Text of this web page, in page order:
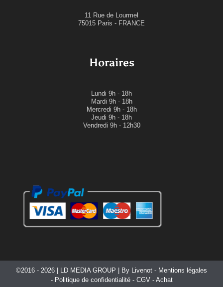
11 Rue de Lourmel
75015 Paris - FRANCE
Horaires
Lundi 9h - 18h
Mardi 9h - 18h
Mercredi 9h - 18h
Jeudi 9h - 18h
Vendredi 9h - 12h30
©2016 - 2026 | LD MEDIA GROUP | By Livenot - Mentions légales
- Politique de confidentialité- CGV- Achat